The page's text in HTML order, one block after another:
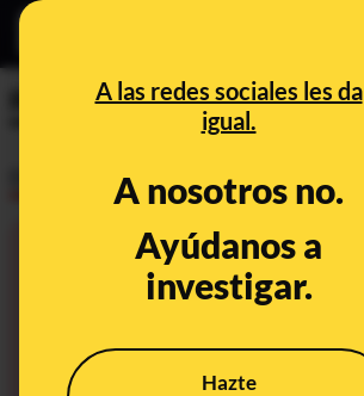
A las redes sociales les da
igual.
A nosotros no.
Ayúdanos a
investigar.
Hazte